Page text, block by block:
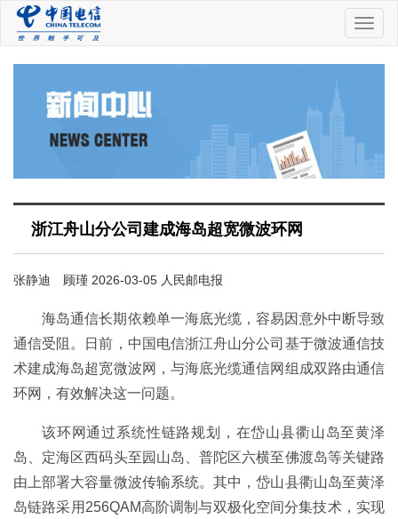
中
国
浙江舟山分公司建成海岛超宽微波环网
张静迪 顾瑾 2026-03-05 人民邮电报
海岛通信长期依赖单一海底光缆，容易因意外中断导致
通信受阻。日前，中国电信浙江舟山分公司基于微波通信技
术建成海岛超宽微波网，与海底光缆通信网组成双路由通信
环网，有效解决这一问题。
该环网通过系统性链路规划，在岱山县衢山岛至黄泽
岛、定海区西码头至园山岛、普陀区六横至佛渡岛等关键路
由上部署大容量微波传输系统。其中，岱山县衢山岛至黄泽
岛链路采用256QAM高阶调制与双极化空间分集技术，实现